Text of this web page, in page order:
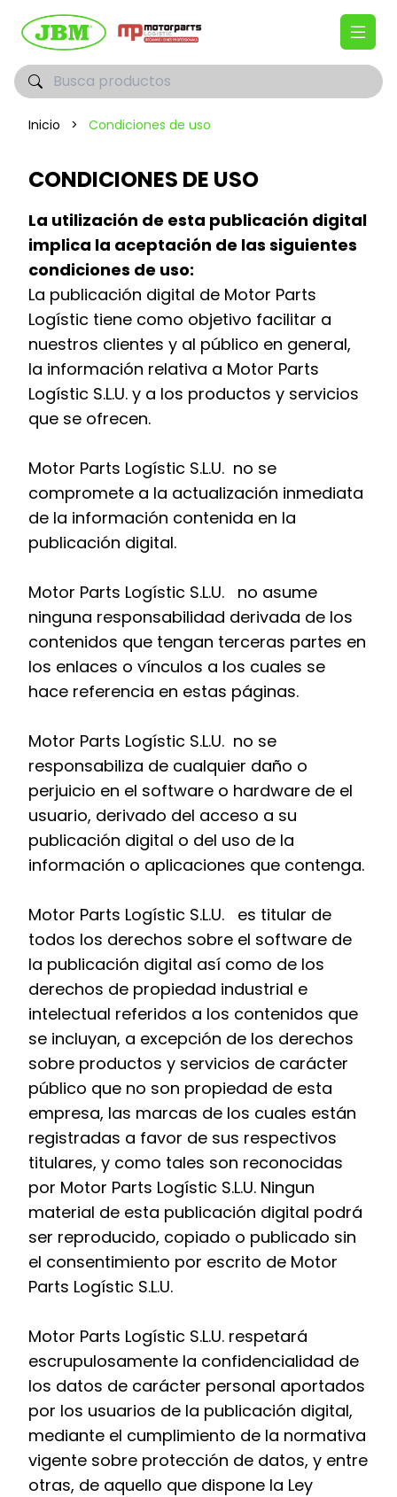
Inicio > Condiciones de uso
CONDICIONES DE USO
La utilización de esta publicación digital
implica la aceptación de las siguientes
condiciones de uso:
La publicación digital de Motor Parts
Logístic tiene como objetivo facilitar a
nuestros clientes y al público en general,
la información relativa a Motor Parts
Logístic S.L.U. y a los productos y servicios
que se ofrecen.
Motor Parts Logístic S.L.U. no se
compromete a la actualización inmediata
de la información contenida en la
publicación digital.
Motor Parts Logístic S.L.U. no asume
ninguna responsabilidad derivada de los
contenidos que tengan terceras partes en
los enlaces o vínculos a los cuales se
hace referencia en estas páginas.
Motor Parts Logístic S.L.U. no se
responsabiliza de cualquier daño o
perjuicio en el software o hardware de el
usuario, derivado del acceso a su
publicación digital o del uso de la
información o aplicaciones que contenga.
Motor Parts Logístic S.L.U. es titular de
todos los derechos sobre el software de
la publicación digital así como de los
derechos de propiedad industrial e
intelectual referidos a los contenidos que
se incluyan, a excepción de los derechos
sobre productos y servicios de carácter
público que no son propiedad de esta
empresa, las marcas de los cuales están
registradas a favor de sus respectivos
titulares, y como tales son reconocidas
por Motor Parts Logístic S.L.U. Ningun
material de esta publicación digital podrá
ser reproducido, copiado o publicado sin
el consentimiento por escrito de Motor
Parts Logístic S.L.U.
Motor Parts Logístic S.L.U. respetará
escrupulosamente la confidencialidad de
los datos de carácter personal aportados
por los usuarios de la publicación digital,
mediante el cumplimiento de la normativa
vigente sobre protección de datos, y entre
otras, de aquello que dispone la Ley